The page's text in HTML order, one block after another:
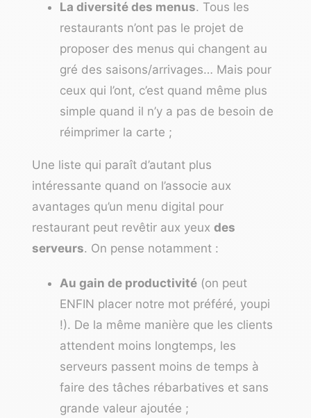
La diversité des menus. Tous les
restaurants n’ont pas le projet de
proposer des menus qui changent au
gré des saisons/arrivages… Mais pour
ceux qui l’ont, c’est quand même plus
simple quand il n’y a pas de besoin de
réimprimer la carte ;
Une liste qui paraît d’autant plus
intéressante quand on l’associe aux
avantages qu’un menu digital pour
restaurant peut revêtir aux yeux des
serveurs. On pense notamment :
Au gain de productivité (on peut
ENFIN placer notre mot préféré, youpi
!). De la même manière que les clients
attendent moins longtemps, les
serveurs passent moins de temps à
faire des tâches rébarbatives et sans
grande valeur ajoutée ;